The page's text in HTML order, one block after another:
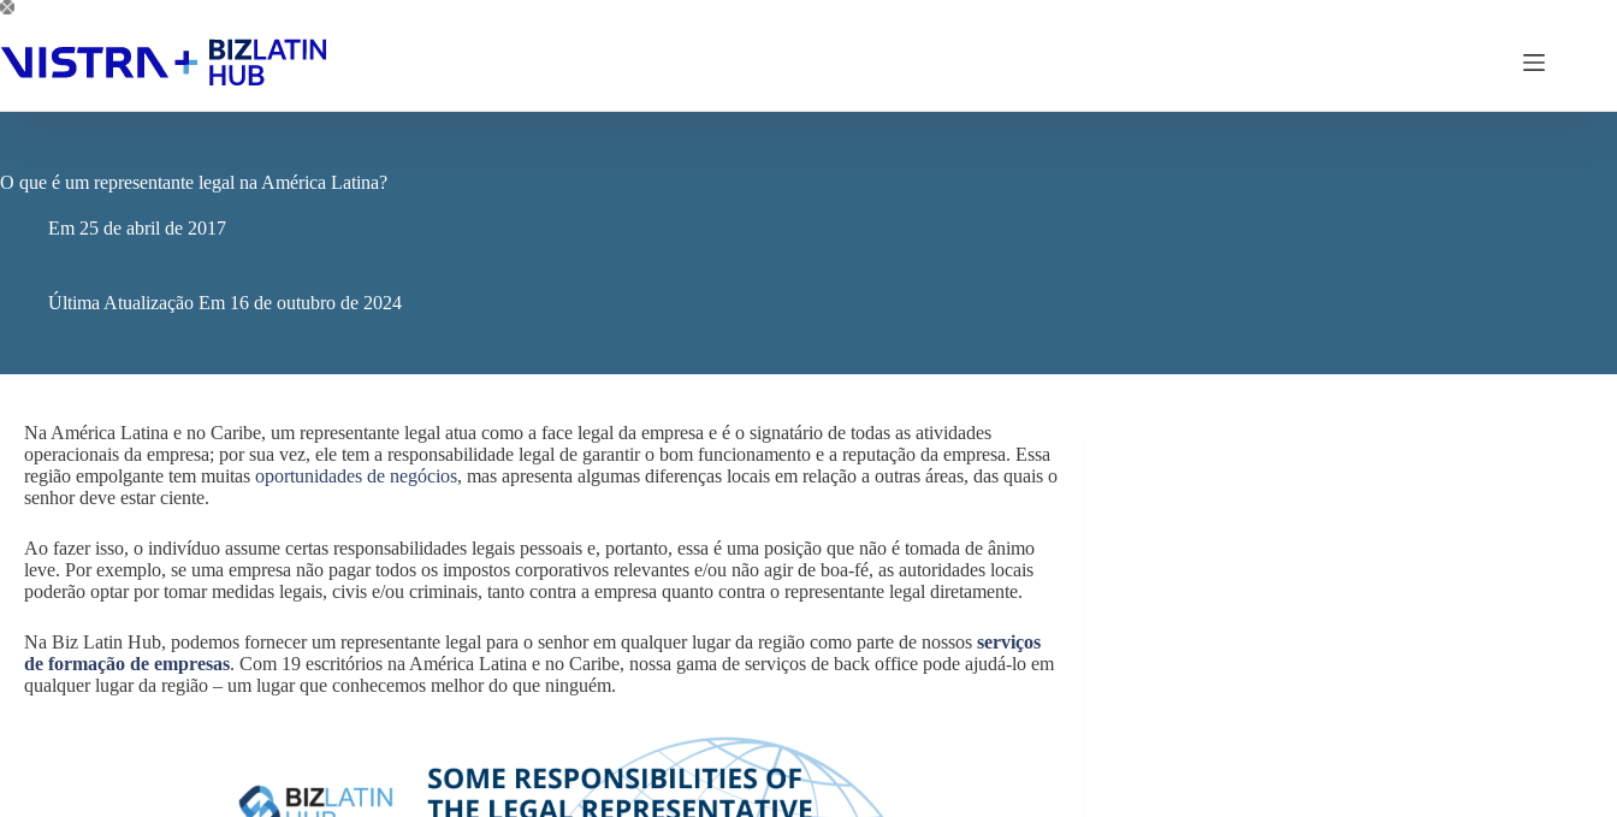
Pular
o
conteúdo
O que é um representante legal na América Latina?
Em 25 de abril de 2017
Última Atualização Em 16 de outubro de 2024
Na América Latina e no Caribe, um representante legal atua como a face legal da empresa e é o signatário de todas as atividades
operacionais da empresa; por sua vez, ele tem a responsabilidade legal de garantir o bom funcionamento e a reputação da empresa. Essa
região empolgante tem muitas oportunidades de negócios, mas apresenta algumas diferenças locais em relação a outras áreas, das quais o
senhor deve estar ciente.
Ao fazer isso, o indivíduo assume certas responsabilidades legais pessoais e, portanto, essa é uma posição que não é tomada de ânimo
leve. Por exemplo, se uma empresa não pagar todos os impostos corporativos relevantes e/ou não agir de boa-fé, as autoridades locais
poderão optar por tomar medidas legais, civis e/ou criminais, tanto contra a empresa quanto contra o representante legal diretamente.
Na Biz Latin Hub, podemos fornecer um representante legal para o senhor em qualquer lugar da região como parte de nossos serviços
de formação de empresas. Com 19 escritórios na América Latina e no Caribe, nossa gama de serviços de back office pode ajudá-lo em
qualquer lugar da região – um lugar que conhecemos melhor do que ninguém.